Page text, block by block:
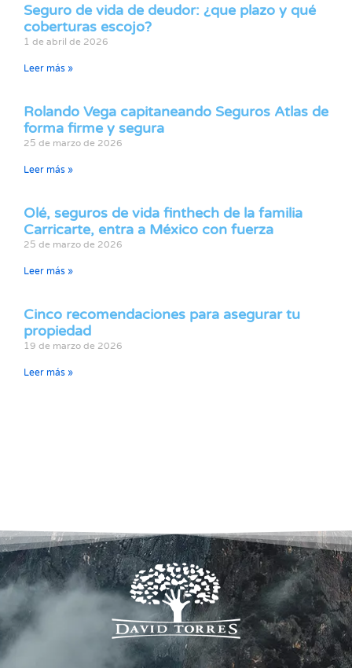
Seguro de vida de deudor: ¿que plazo y qué
coberturas escojo?
1 de abril de 2026
Leer más »
Rolando Vega capitaneando Seguros Atlas de
forma firme y segura
25 de marzo de 2026
Leer más »
Olé, seguros de vida finthech de la familia
Carricarte, entra a México con fuerza
25 de marzo de 2026
Leer más »
Cinco recomendaciones para asegurar tu
propiedad
19 de marzo de 2026
Leer más »